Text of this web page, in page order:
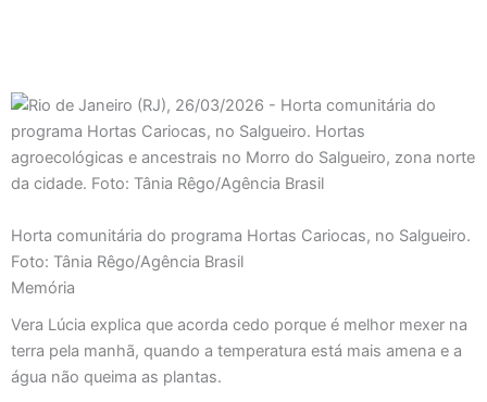
Horta comunitária do programa Hortas Cariocas, no Salgueiro.
Foto: Tânia Rêgo/Agência Brasil
Memória
Vera Lúcia explica que acorda cedo porque é melhor mexer na
terra pela manhã, quando a temperatura está mais amena e a
água não queima as plantas.